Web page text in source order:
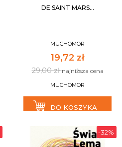
DE SAINT MARS...
MUCHOMOR
19,72 zł
29,00 złnajniższa cena
MUCHOMOR
DO KOSZYKA
-32%